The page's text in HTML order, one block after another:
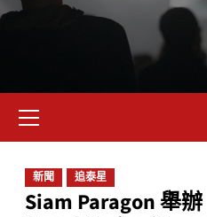
新聞 追泰星
Siam Paragon 舉